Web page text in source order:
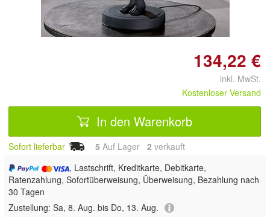
134,22 €
inkl. MwSt.
Kostenloser Versand
In den Warenkorb
Sofort lieferbar 5 Auf Lager 2 verkauft
, Lastschrift, Kreditkarte, Debitkarte,
Ratenzahlung, Sofortüberweisung, Überweisung, Bezahlung nach
30 Tagen
Zustellung: Sa, 8. Aug. bis Do, 13. Aug.